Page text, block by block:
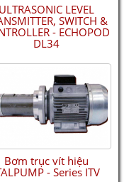
CONTROLLER - ECHOPOD
ULTRASONIC LEVEL
SWITCH &
- ECHOPOD
DL34
Bơm trục vít hiệu
- Series ITV